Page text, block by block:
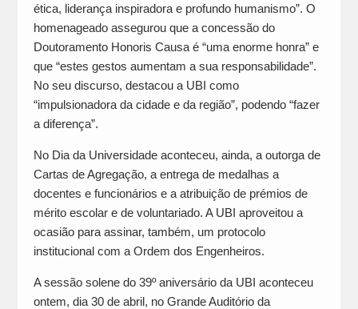
ética, liderança inspiradora e profundo humanismo”. O
homenageado assegurou que a concessão do
Doutoramento Honoris Causa é “uma enorme honra” e
que “estes gestos aumentam a sua responsabilidade”.
No seu discurso, destacou a UBI como
“impulsionadora da cidade e da região”, podendo “fazer
a diferença”.
No Dia da Universidade aconteceu, ainda, a outorga de
Cartas de Agregação, a entrega de medalhas a
docentes e funcionários e a atribuição de prémios de
mérito escolar e de voluntariado. A UBI aproveitou a
ocasião para assinar, também, um protocolo
institucional com a Ordem dos Engenheiros.
A sessão solene do 39º aniversário da UBI aconteceu
ontem, dia 30 de abril, no Grande Auditório da